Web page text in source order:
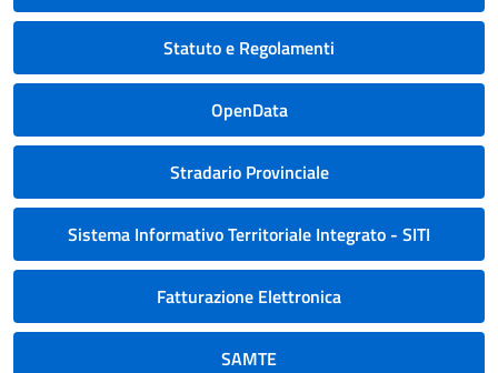
Statuto e Regolamenti
OpenData
Stradario Provinciale
Sistema Informativo Territoriale Integrato - SITI
Fatturazione Elettronica
SAMTE